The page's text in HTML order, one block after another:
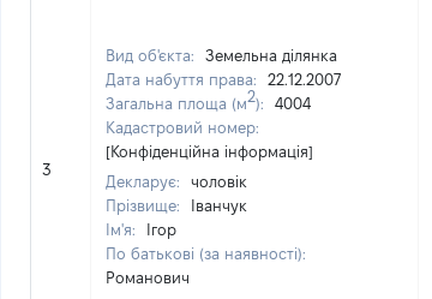
3
Вид об'єкта:
Земельна ділянка
Дата набуття права:
22.12.2007
Загальна площа (м2):
4004
Кадастровий номер:
[Конфіденційна інформація]
Декларує:
чоловік
Прізвище:
Іванчук
Ім'я:
Ігор
По батькові (за наявності):
Романович